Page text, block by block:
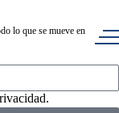
lo que se mueve en
.